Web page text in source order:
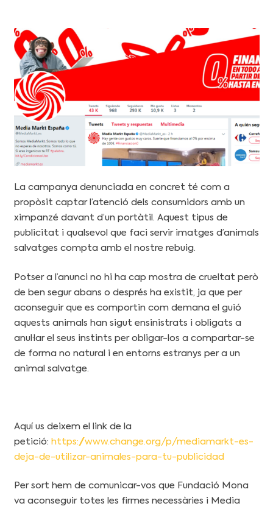
La campanya denunciada en concret té com a
propòsit captar l’atenció dels consumidors amb un
ximpanzé davant d’un portàtil. Aquest tipus de
publicitat i qualsevol que faci servir imatges d’animals
salvatges compta amb el nostre rebuig.
Potser a l’anunci no hi ha cap mostra de crueltat però
de ben segur abans o després ha existit, ja que per
aconseguir que es comportin com demana el guió
aquests animals han sigut ensinistrats i obligats a
anul·lar el seus instints per obligar-los a compartar-se
de forma no natural i en entorns estranys per a un
animal salvatge.
Aquí us deixem el link de la
petició: https://www.change.org/p/mediamarkt-es-
deja-de-utilizar-animales-para-tu-publicidad
Per sort hem de comunicar-vos que Fundació Mona
va aconseguir totes les firmes necessàries i Media